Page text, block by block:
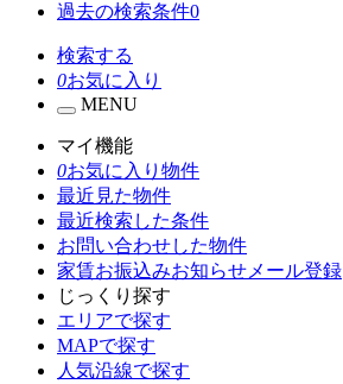
過去の検索条件0
検索する
0お気に入り
MENU
マイ機能
0お気に入り物件
最近見た物件
最近検索した条件
お問い合わせした物件
家賃お振込みお知らせメール登録
じっくり探す
エリアで探す
MAPで探す
人気沿線で探す